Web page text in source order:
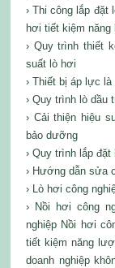
› Thi công lắp
hơi tiết kiệm
› Quy trình thiết
suất lò hơi
› Thiết bị áp lực
› Quy trình lò dầu
› Cải thiện hiệu
bảo dưỡng
› Quy trình lắp
› Hướng dẫn sửa
› Lò hơi công
› Nồi hơi công
nghiệp Nồi hơi
tiết kiệm năng
doanh nghiệp